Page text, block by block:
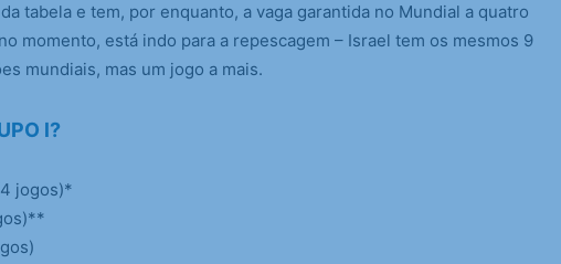
tabela e tem, por enquanto, a vaga garantida no Mundial a quatro
momento, está indo para a repescagem – Israel tem os mesmos 9
mundiais, mas um jogo a mais.
l?
jogos)*